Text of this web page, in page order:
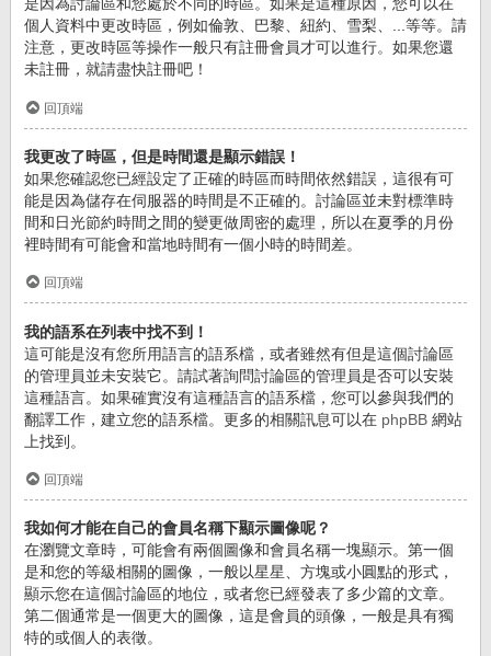
是因為討論區和您處於不同的時區。如果是這種原因，您可以在
個人資料中更改時區，例如倫敦、巴黎、紐約、雪梨、...等等。請
注意，更改時區等操作一般只有註冊會員才可以進行。如果您還
未註冊，就請盡快註冊吧！
回頂端
我更改了時區，但是時間還是顯示錯誤！
如果您確認您已經設定了正確的時區而時間依然錯誤，這很有可
能是因為儲存在伺服器的時間是不正確的。討論區並未對標準時
間和日光節約時間之間的變更做周密的處理，所以在夏季的月份
裡時間有可能會和當地時間有一個小時的時間差。
回頂端
我的語系在列表中找不到！
這可能是沒有您所用語言的語系檔，或者雖然有但是這個討論區
的管理員並未安裝它。請試著詢問討論區的管理員是否可以安裝
這種語言。如果確實沒有這種語言的語系檔，您可以參與我們的
翻譯工作，建立您的語系檔。更多的相關訊息可以在 phpBB 網站
上找到。
回頂端
我如何才能在自己的會員名稱下顯示圖像呢？
在瀏覽文章時，可能會有兩個圖像和會員名稱一塊顯示。第一個
是和您的等級相關的圖像，一般以星星、方塊或小圓點的形式，
顯示您在這個討論區的地位，或者您已經發表了多少篇的文章。
第二個通常是一個更大的圖像，這是會員的頭像，一般是具有獨
特的或個人的表徵。